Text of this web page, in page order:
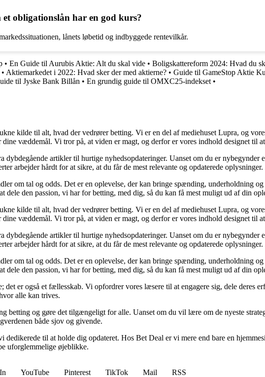
obligationslån har en god kurs?
lånets løbetid og indbyggede rentevilkår.
• En Guide til Aurubis Aktie: Alt du skal vide • Boligskattereform 2024: Hvad du
• Aktiemarkedet i 2022: Hvad sker der med aktierne? • Guide til GameStop Aktie
til Jyske Bank Billån • En grundig guide til OMXC25-indekset •
kilde til alt, hvad der vedrører betting. Vi er en del af mediehuset Lupra, og
væddemål. Vi tror på, at viden er magt, og derfor er vores indhold designet til
dybdegående artikler til hurtige nyhedsopdateringer. Uanset om du er
arbejder hårdt for at sikre, at du får de mest relevante og opdaterede oplysninger.
om tal og odds. Det er en oplevelse, der kan bringe spænding, underholdning
dele den passion, vi har for betting, med dig, så du kan få mest muligt ud af din
kilde til alt, hvad der vedrører betting. Vi er en del af mediehuset Lupra, og
væddemål. Vi tror på, at viden er magt, og derfor er vores indhold designet til
dybdegående artikler til hurtige nyhedsopdateringer. Uanset om du er
arbejder hårdt for at sikre, at du får de mest relevante og opdaterede oplysninger.
om tal og odds. Det er en oplevelse, der kan bringe spænding, underholdning
dele den passion, vi har for betting, med dig, så du kan få mest muligt ud af din
er også et fællesskab. Vi opfordrer vores læsere til at engagere sig, dele deres
alle kan trives.
betting og gøre det tilgængeligt for alle. Uanset om du vil lære om de nyeste
både sjov og givende.
til at holde dig opdateret. Hos Bet Deal er vi mere end bare en
uforglemmelige øjeblikke.
YouTube Pinterest TikTok Mail
RSS